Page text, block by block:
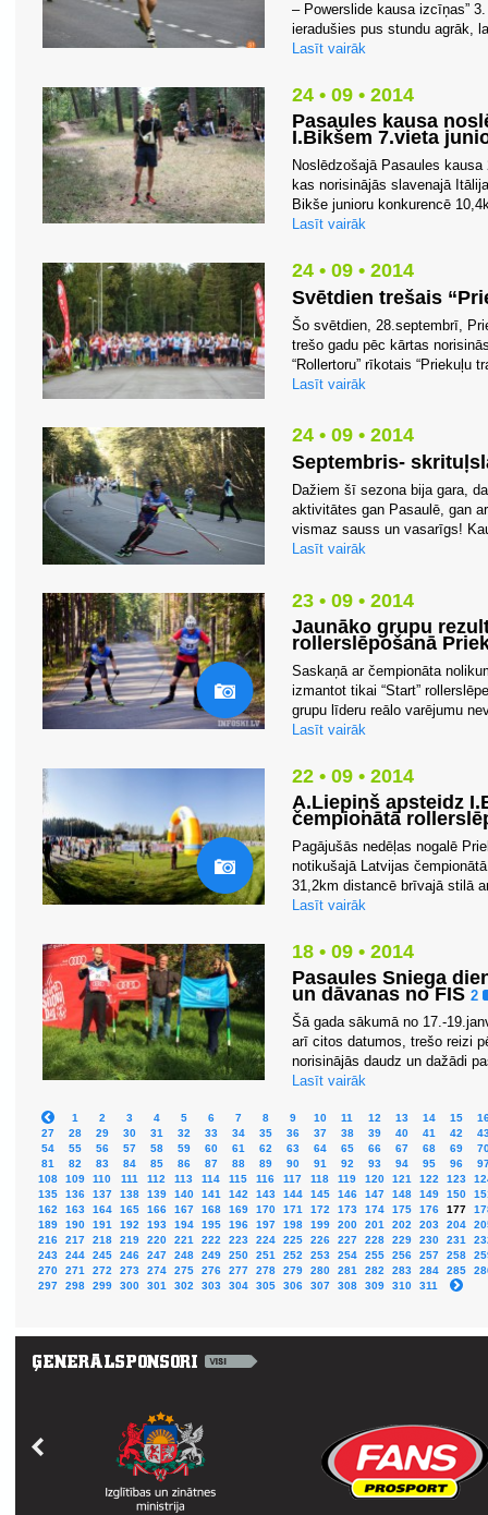
– Powerslide kausa izcīņas”
ieradušies pus stundu agrāk,
Lasīt vairāk
24 • 09 • 2014
Pasaules kausa
I.Bikšem 7.vieta
Noslēdzošajā Pasaules
kas norisinājās slavenajā
Bikše junioru konkurencē
Lasīt vairāk
24 • 09 • 2014
Svētdien trešais
Šo svētdien, 28.septembrī,
trešo gadu pēc kārtas
“Rollertoru” rīkotais “Priekuļu
Lasīt vairāk
24 • 09 • 2014
Septembris-
Dažiem šī sezona bija gara,
aktivitātes gan Pasaulē, gan
vismaz sauss un vasarīgs!
Lasīt vairāk
23 • 09 • 2014
Jaunāko grupu
rollerslēpošanā
Saskaņā ar čempionāta
izmantot tikai “Start”
grupu līderu reālo varējumu
Lasīt vairāk
22 • 09 • 2014
A.Liepiņš apsteidz
čempionātā
Pagājušās nedēļas nogalē
notikušajā Latvijas
31,2km distancē brīvajā stilā
Lasīt vairāk
18 • 09 • 2014
Pasaules Sniega
un dāvanas no FIS 2
Šā gada sākumā no 17.-
arī citos datumos, trešo reizi
norisinājās daudz un dažādi
Lasīt vairāk
1 2 3 4 5 6 7 8 9 10 11 12 13 14 15
27
28 29 30 31 32 33 34 35 36 37 38 39 40 41 42
54
55 56 57 58 59 60 61 62 63 64 65 66 67 68 69
81
82 83 84 85 86 87 88 89 90 91 92 93 94 95 96
108
109 110 111 112 113 114 115 116 117 118 119 120 121 122 123
135
136 137 138 139 140 141 142 143 144 145 146 147 148 149 150
162
163 164 165 166 167 168 169 170 171 172 173 174 175 176 177
189
190 191 192 193 194 195 196 197 198 199 200 201 202 203 204
216
217 218 219 220 221 222 223 224 225 226 227 228 229 230 231
243
244 245 246 247 248 249 250 251 252 253 254 255 256 257 258
270
271 272 273 274 275 276 277 278 279 280 281 282 283 284 285
297
298 299 300 301 302 303 304 305 306 307 308 309 310 311